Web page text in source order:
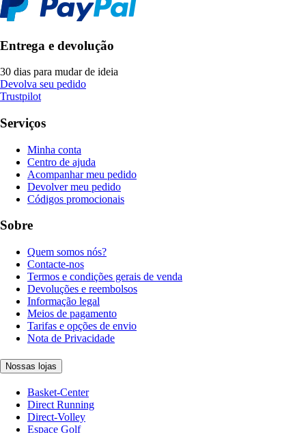
Entrega e devolução
30 dias para mudar de ideia
Devolva seu pedido
Trustpilot
Serviços
Minha conta
Centro de ajuda
Acompanhar meu pedido
Devolver meu pedido
Códigos promocionais
Sobre
Quem somos nós?
Contacte-nos
Termos e condições gerais de venda
Devoluções e reembolsos
Informação legal
Meios de pagamento
Tarifas e opções de envio
Nota de Privacidade
Nossas lojas
Basket-Center
Direct Running
Direct-Volley
Espace Golf